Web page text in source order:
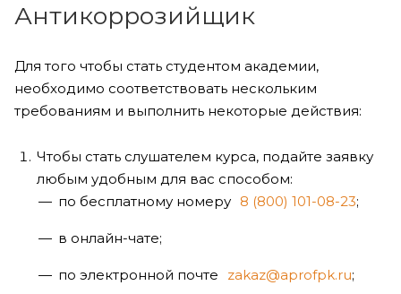
Антикоррозийщик
Для того чтобы стать студентом академии,
необходимо соответствовать нескольким
требованиям и выполнить некоторые действия:
Чтобы стать слушателем курса, подайте заявку
любым удобным для вас способом:
по бесплатному номеру 8 (800) 101-08-23;
в онлайн-чате;
по электронной почте zakaz@aprofpk.ru;